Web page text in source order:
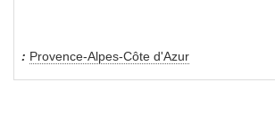
Provence-Alpes-Côte d'Azur